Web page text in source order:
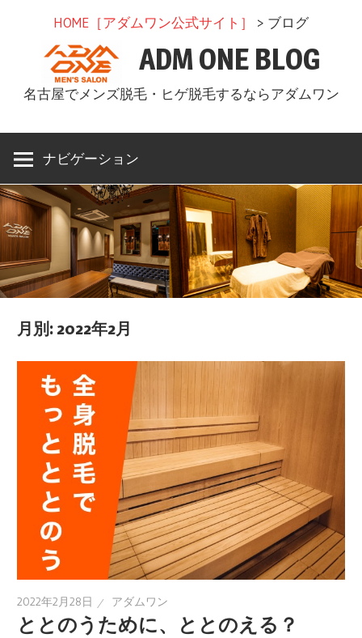
へ
ッ
プ
HOME［アダムワン公式サイト］ > ブログ
ADM ONE BLOG
名古屋でメンズ脱毛・ヒゲ脱毛するならアダムワン
ナビゲーション
月別: 2022年2月
2022年2月28日 アダムワン
ととのうために、ととのえる？